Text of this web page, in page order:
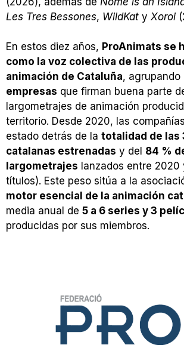
Les Tres Bessones, WildKat y Xoroi
En estos diez años, ProAnimats se
como la voz colectiva de las
animación de Cataluña,
empresas que firman buena parte
largometrajes de animación
territorio. Desde 2020, las
estado detrás de la totalidad de las
catalanas estrenadas y del 84 %
largometrajes lanzados entre 2020
títulos). Este peso sitúa a la
motor esencial de la animación
media anual de 5 a 6 series y 3
producidas por sus miembros.